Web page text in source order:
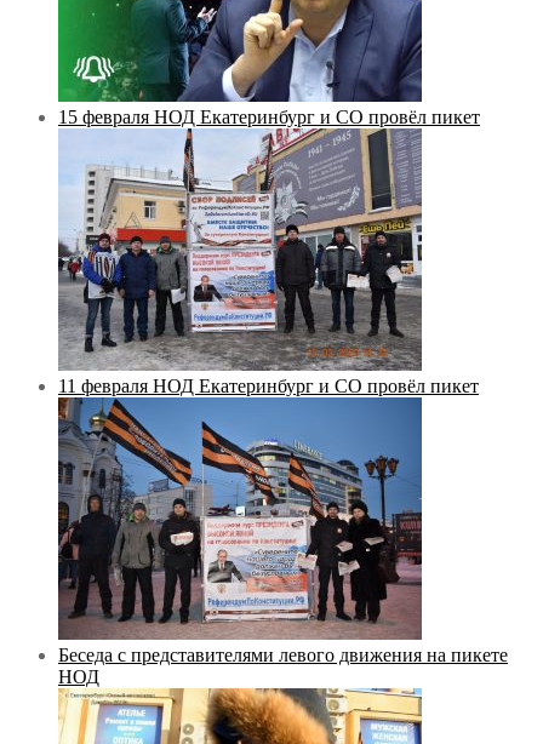
15 февраля НОД Екатеринбург и СО провёл пикет
11 февраля НОД Екатеринбург и СО провёл пикет
Беседа с представителями левого движения на пикете
НОД